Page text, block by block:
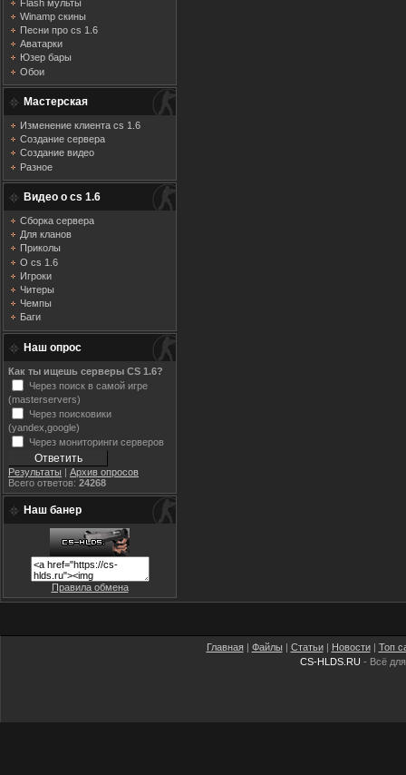
Flash мульты
Winamp скины
Песни про cs 1.6
Аватарки
Юзер бары
Обои
Мастерская
Изменение клиента cs 1.6
Создание сервера
Создание видео
Разное
Видео о cs 1.6
Сборка сервера
Для кланов
Приколы
О cs 1.6
Игроки
Читеры
Чемпы
Баги
Наш опрос
Как ты ищешь серверы CS 1.6?
Через поиск в самой игре
(masterservers)
Через поисковики
(yandex,google)
Через мониторинги серверов
Результаты | Архив опросов
Всего ответов: 24268
Наш банер
Правила обмена
Главная| Файлы | Статьи| Новости| Топ
CS-HLDS.RU - Всё